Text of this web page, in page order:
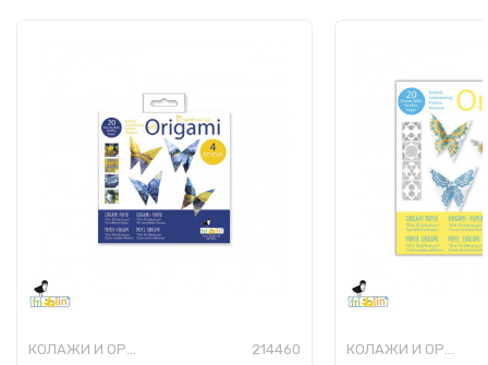
КОЛАЖИ И ОРИГАМИ 214460 КОЛАЖИ И ОРИГАМИ